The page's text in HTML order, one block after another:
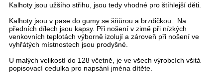
Kalhoty jsou užšího střihu, jsou tedy vhodné pro štíhlejší děti.
Kalhoty jsou v pase do gumy se šňůrou a brzdičkou. Na
předních dílech jsou kapsy. Při nošení v zimě při nízkých
venkovních teplotách výborně izolují a zároveň při nošení ve
vyhřátých místnostech jsou prodyšné.
U malých velikostí do 128 včetně, je ve všech výrobcích všitá
popisovací cedulka pro napsání jména dítěte.